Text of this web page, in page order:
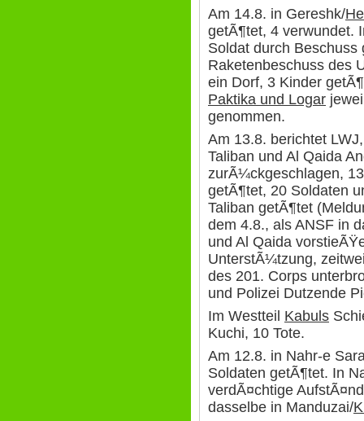
Am 14.8. in Gereshk/
getÃ¶tet, 4 verwundet.
Soldat durch
Raketenbeschuss des
ein Dorf, 3 Kinder
Paktika und Logar
genommen.
Am 13.8. berichtet
Taliban und Al Qaida
zurÃ¼ckgeschlagen,
getÃ¶tet, 20 Soldaten
Taliban getÃ¶tet
dem 4.8., als ANSF in
und Al Qaida
UnterstÃ¼tzung,
des 201. Corps
und Polizei Dutzende
Im Westteil Kabuls
Kuchi, 10 Tote.
Am 12.8. in Nahr-e
Soldaten getÃ¶tet. In
verdÃ¤chtige
dasselbe in Manduzai/